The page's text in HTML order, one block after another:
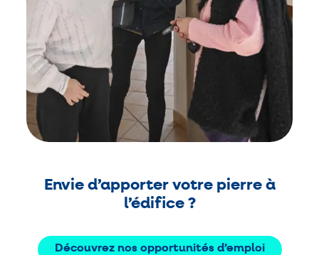
Envie d’apporter votre pierre à
l’édifice ?
Découvrez nos opportunités d’emploi